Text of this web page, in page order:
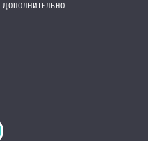
ДОПОЛНИТЕЛЬНО